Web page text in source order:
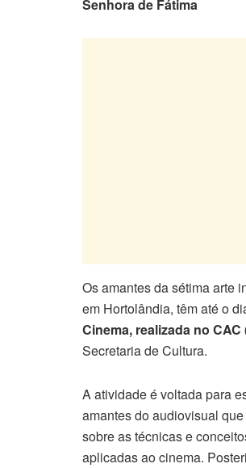
Senhora de Fátima
Os amantes da sétima arte
em Hortolândia, têm até o
Cinema, realizada no
Secretaria de Cultura.
A atividade é voltada para
amantes do audiovisual
sobre as técnicas e
aplicadas ao cinema.